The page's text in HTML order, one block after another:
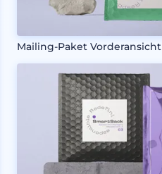
Mailing-Paket Vorderansicht